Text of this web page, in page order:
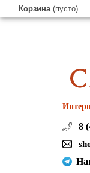
Корзина (пусто)
8